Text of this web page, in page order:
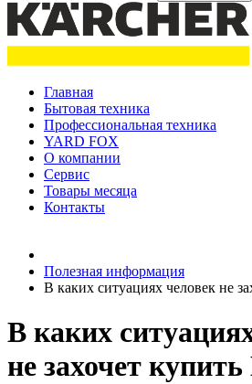
Главная
Бытовая техника
Профессиональная техника
YARD FOX
О компании
Сервис
Товары месяца
Контакты
Полезная информация
В каких ситуациях человек не
В каких
не захочет